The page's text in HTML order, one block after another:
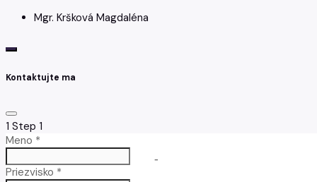
Mgr. Kršková Magdaléna
Kontaktujte ma
1 Step 1
Meno *
no-icon
Priezvisko *